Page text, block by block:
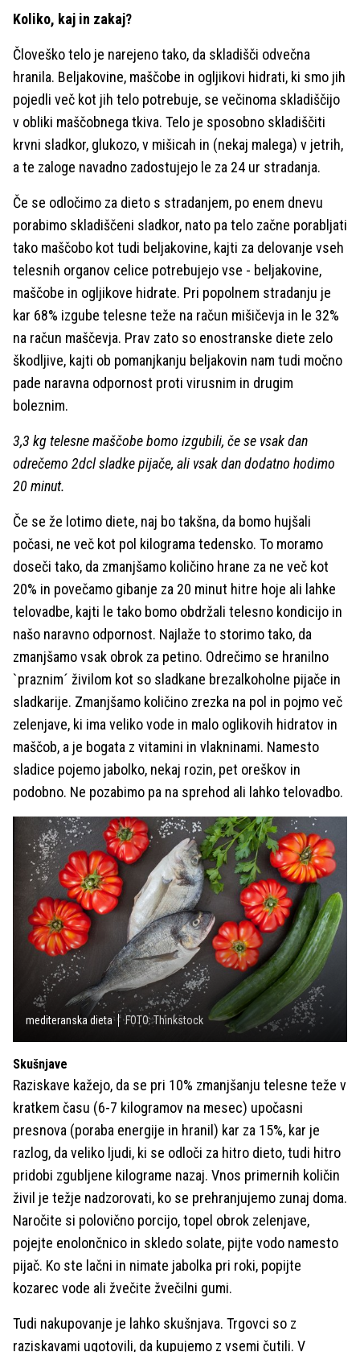
Koliko, kaj in zakaj?
Človeško telo je narejeno tako, da skladišči odvečna
hranila. Beljakovine, maščobe in ogljikovi hidrati, ki smo jih
pojedli več kot jih telo potrebuje, se večinoma skladiščijo
v obliki maščobnega tkiva. Telo je sposobno skladiščiti
krvni sladkor, glukozo, v mišicah in (nekaj malega) v jetrih,
a te zaloge navadno zadostujejo le za 24 ur stradanja.
Če se odločimo za dieto s stradanjem, po enem dnevu
porabimo skladiščeni sladkor, nato pa telo začne porabljati
tako maščobo kot tudi beljakovine, kajti za delovanje vseh
telesnih organov celice potrebujejo vse - beljakovine,
maščobe in ogljikove hidrate. Pri popolnem stradanju je
kar 68% izgube telesne teže na račun mišičevja in le 32%
na račun maščevja. Prav zato so enostranske diete zelo
škodljive, kajti ob pomanjkanju beljakovin nam tudi močno
pade naravna odpornost proti virusnim in drugim
boleznim.
3,3 kg telesne maščobe bomo izgubili, če se vsak dan
odrečemo 2dcl sladke pijače, ali vsak dan dodatno hodimo
20 minut.
Če se že lotimo diete, naj bo takšna, da bomo hujšali
počasi, ne več kot pol kilograma tedensko. To moramo
doseči tako, da zmanjšamo količino hrane za ne več kot
20% in povečamo gibanje za 20 minut hitre hoje ali lahke
telovadbe, kajti le tako bomo obdržali telesno kondicijo in
našo naravno odpornost. Najlaže to storimo tako, da
zmanjšamo vsak obrok za petino. Odrečimo se hranilno
`praznim´ živilom kot so sladkane brezalkoholne pijače in
sladkarije. Zmanjšamo količino zrezka na pol in pojmo več
zelenjave, ki ima veliko vode in malo oglikovih hidratov in
maščob, a je bogata z vitamini in vlakninami. Namesto
sladice pojemo jabolko, nekaj rozin, pet oreškov in
podobno. Ne pozabimo pa na sprehod ali lahko telovadbo.
mediteranska dieta FOTO: Thinkstock
Skušnjave
Raziskave kažejo, da se pri 10% zmanjšanju telesne teže v
kratkem času (6-7 kilogramov na mesec) upočasni
presnova (poraba energije in hranil) kar za 15%, kar je
razlog, da veliko ljudi, ki se odloči za hitro dieto, tudi hitro
pridobi zgubljene kilograme nazaj. Vnos primernih količin
živil je težje nadzorovati, ko se prehranjujemo zunaj doma.
Naročite si polovično porcijo, topel obrok zelenjave,
pojejte enolončnico in skledo solate, pijte vodo namesto
pijač. Ko ste lačni in nimate jabolka pri roki, popijte
kozarec vode ali žvečite žvečilni gumi.
Tudi nakupovanje je lahko skušnjava. Trgovci so z
raziskavami ugotovili, da kupujemo z vsemi čutili. V